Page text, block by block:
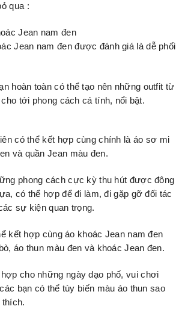
qua :
Jean nam đen
Jean nam đen được đánh giá là dễ phối
hoàn toàn có thể tạo nên những outfit từ
tới phong cách cá tính, nổi bật.
có thể kết hợp cùng chính là áo sơ mi
và quần Jean màu đen.
phong cách cực kỳ thu hút được đông
có thể hợp để đi làm, đi gặp gỡ đối tác
sự kiện quan trọng.
kết hợp cùng áo khoác Jean nam đen
áo thun màu đen và khoác Jean đen.
cho những ngày dạo phố, vui chơi
bạn có thể tùy biến màu áo thun sao